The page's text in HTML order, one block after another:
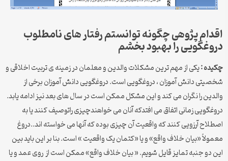
اقدام پژوهی چگونه توانستم رفتار های نامطلوب
دروغگویی را بهبود بخشم
چکیده :یکی از مهم ترین مشکلات والدین و معلمان در زمینه ی تربیت اخلاقی و
شخصیتی دانش آموزان ، دروغگویی است. دروغگویی دانش آموزان برخی از
والدین را نگران می کند و این مشکل ممکن است در سال های بعد نیز ادامه یابد.
دروغگویی زمانی اتفاق می افتدکه آنان می خواهندچیزی راتوصیف کنند یا به
اصطلاح آرزویی کنند که واقعیت آن چیزی بوده که آنها می خواسته اند..دروغ
معمولاً «بیان خلاف واقع» و یا «کتمان یک واقعیت » است. بنا بر این باید بین
این دو جنبه تمایز قایل شویم. « بیان خلاف واقع» ممکن است از روی عمد و یا